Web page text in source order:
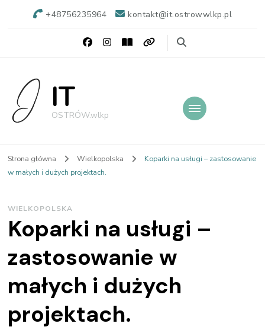
+48756235964 kontakt@it.ostrowwlkp.pl
IT
OSTRÓW.wlkp
Strona główna Wielkopolska
Koparki na usługi – zastosowanie
w małych i dużych projektach.
WIELKOPOLSKA
Koparki na usługi –
zastosowanie w
małych i dużych
projektach.